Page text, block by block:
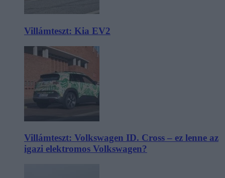
Villámteszt: Kia EV2
Villámteszt: Volkswagen ID. Cross – ez lenne az
igazi elektromos Volkswagen?